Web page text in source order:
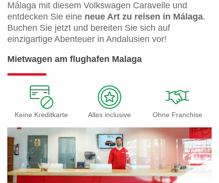
Málaga mit diesem Volkswagen Caravelle und
entdecken Sie eine neue Art zu reisen in Málaga.
Buchen Sie jetzt und bereiten Sie sich auf
einzigartige Abenteuer in Andalusien vor!
Mietwagen am flughafen Malaga
Keine Kreditkarte Alles inclusive Ohne Franchise